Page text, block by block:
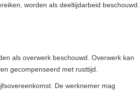
worden als deeltijdarbeid beschouwd.
als overwerk beschouwd. Overwerk kan
gecompenseerd met rusttijd.
De werknemer mag